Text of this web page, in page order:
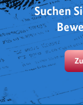
Suchen